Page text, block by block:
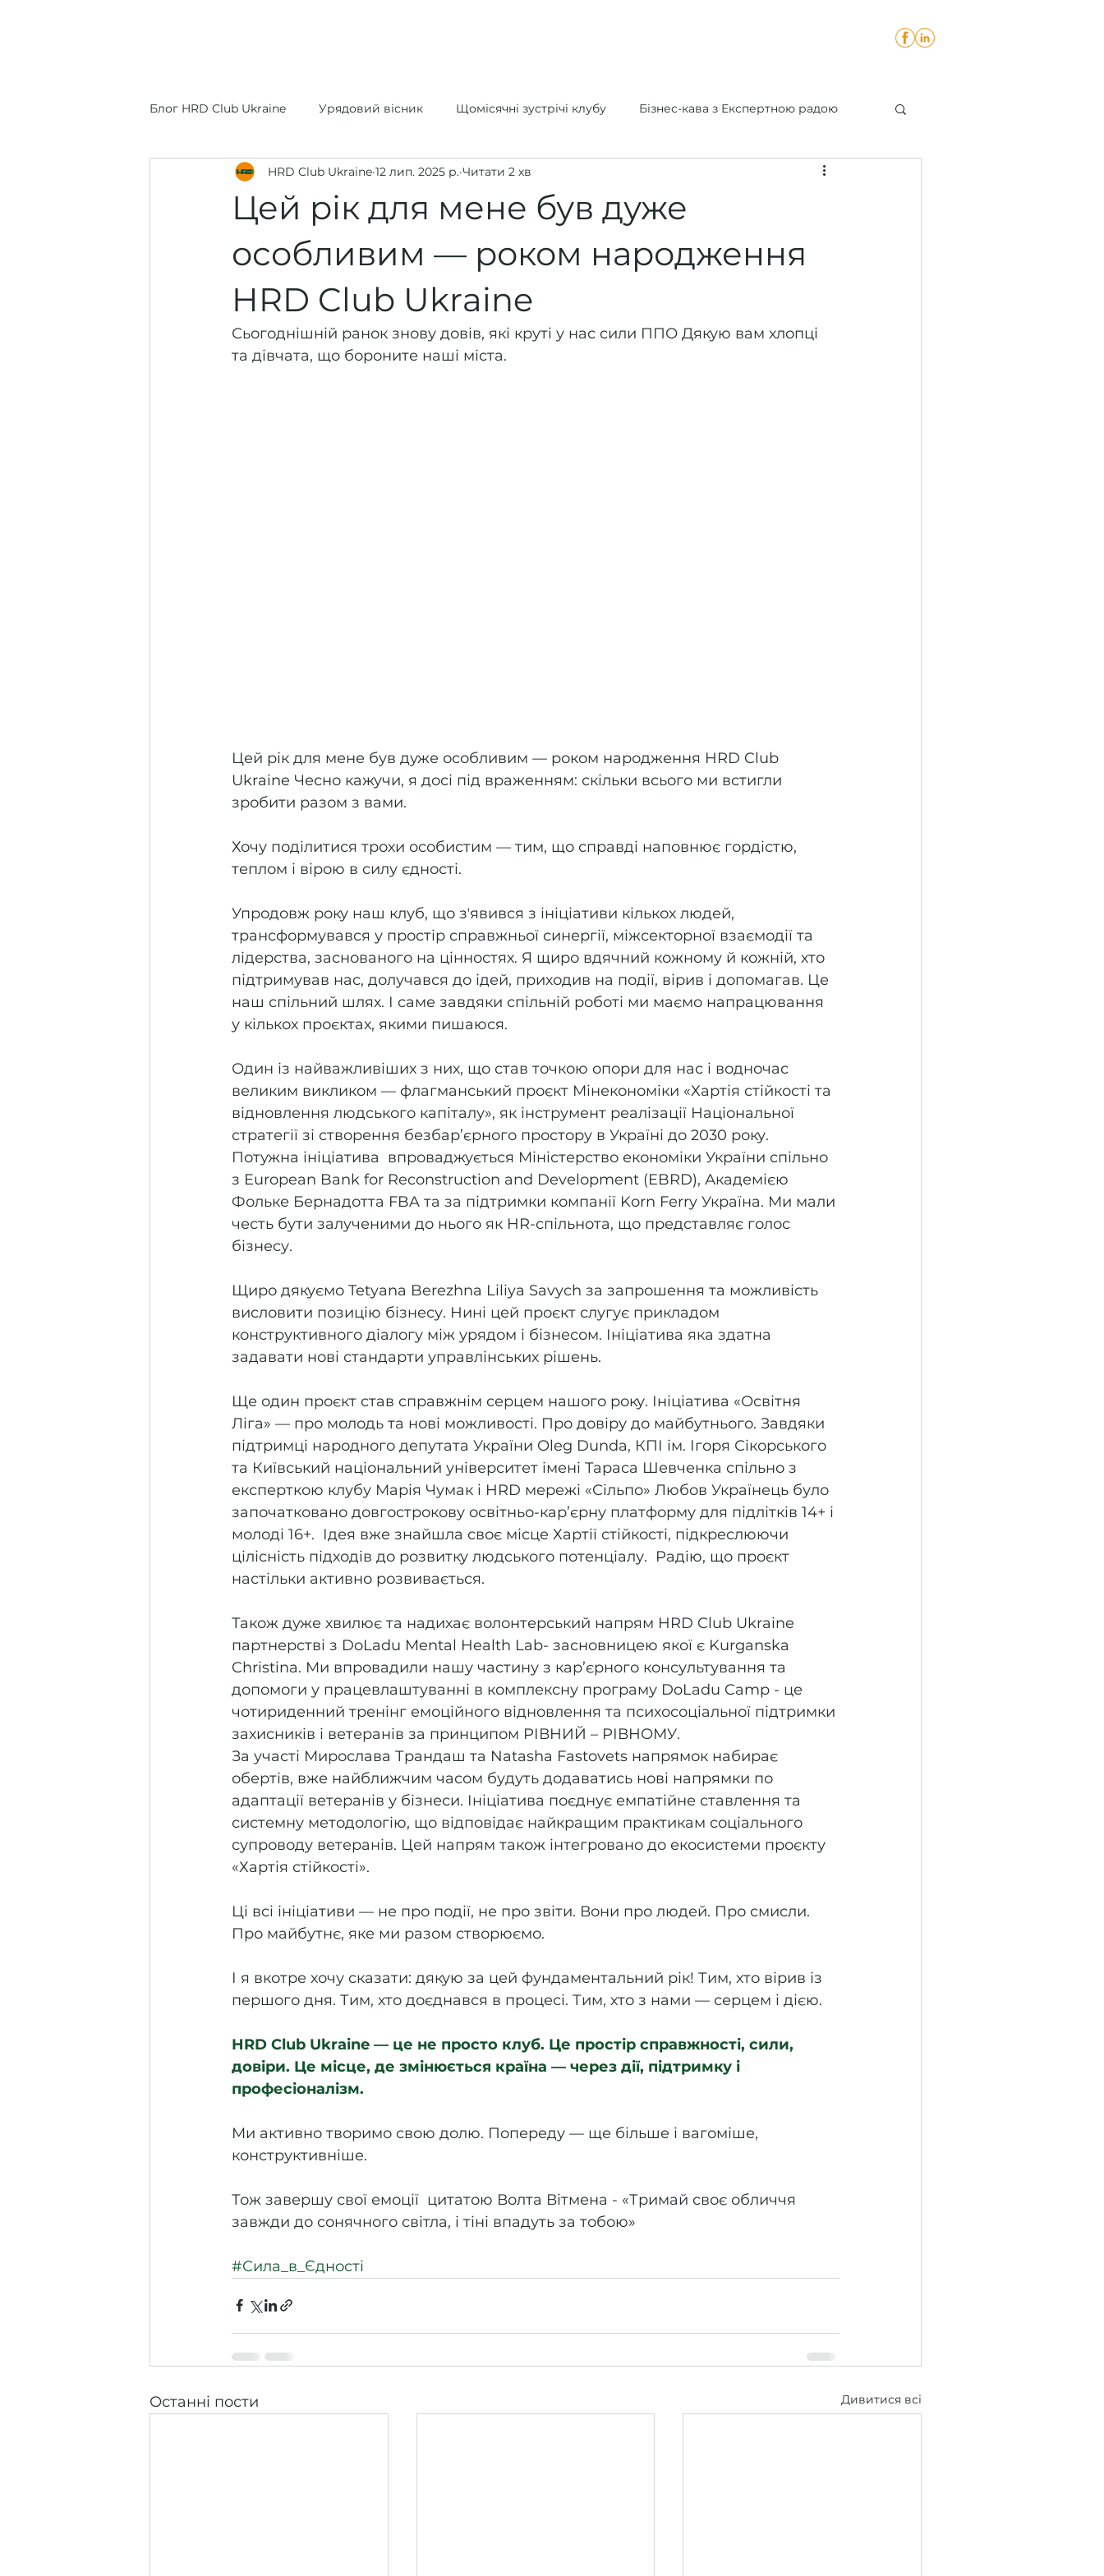
Блог HRD Club Ukraine Урядовий вісник Щомісячні зустрічі клубу Бізнес-кава з Експертною радою
Цей рік для мене був дуже
особливим — роком народження
HRD Club Ukraine
HRD Club Ukraine 12 лип. 2025 р. Читати 2 хв
Сьогоднішній ранок знову довів, які круті у нас сили ППО Дякую вам хлопці
та дівчата, що бороните наші міста.
Цей рік для мене був дуже особливим — роком народження HRD Club
Ukraine Чесно кажучи, я досі під враженням: скільки всього ми встигли
зробити разом з вами.
Хочу поділитися трохи особистим — тим, що справді наповнює гордістю,
теплом і вірою в силу єдності.
Упродовж року наш клуб, що зʼявився з ініціативи кількох людей,
трансформувався у простір справжньої синергії, міжсекторної взаємодії та
лідерства, заснованого на цінностях. Я щиро вдячний кожному й кожній, хто
підтримував нас, долучався до ідей, приходив на події, вірив і допомагав. Це
наш спільний шлях. І саме завдяки спільній роботі ми маємо напрацювання
у кількох проєктах, якими пишаюся.
Один із найважливіших з них, що став точкою опори для нас і водночас
великим викликом — флагманський проєкт Мінекономіки «Хартія стійкості та
відновлення людського капіталу», як інструмент реалізації Національної
стратегії зі створення безбар’єрного простору в Україні до 2030 року.
Потужна ініціатива  впроваджується Міністерство економіки України спільно
з European Bank for Reconstruction and Development (EBRD), Академією
Фольке Бернадотта FBA та за підтримки компанії Korn Ferry Україна. Ми мали
честь бути залученими до нього як HR-спільнота, що представляє голос
бізнесу.
Щиро дякуємо Tetyana Berezhna Liliya Savych за запрошення та можливість
висловити позицію бізнесу. Нині цей проєкт слугує прикладом
конструктивного діалогу між урядом і бізнесом. Ініціатива яка здатна
задавати нові стандарти управлінських рішень.
Ще один проєкт став справжнім серцем нашого року. Ініціатива «Освітня
Ліга» — про молодь та нові можливості. Про довіру до майбутнього. Завдяки
підтримці народного депутата України Oleg Dunda, КПІ ім. Ігоря Сікорського
та Київський національний університет імені Тараса Шевченка спільно з
експерткою клубу Марія Чумак і HRD мережі «Сільпо» Любов Українець було
започатковано довгострокову освітньо-кар’єрну платформу для підлітків 14+ і
молоді 16+.  Ідея вже знайшла своє місце Хартії стійкості, підкреслюючи
цілісність підходів до розвитку людського потенціалу.  Радію, що проєкт
настільки активно розвивається.
Також дуже хвилює та надихає волонтерський напрям HRD Club Ukraine
партнерстві з DoLadu Mental Health Lab- засновницею якої є Kurganska
Christina. Ми впровадили нашу частину з кар’єрного консультування та
допомоги у працевлаштуванні в комплексну програму DoLadu Camp - це
чотириденний тренінг емоційного відновлення та психосоціальної підтримки
захисників і ветеранів за принципом РІВНИЙ – РІВНОМУ.
За участі Мирослава Трандаш та Natasha Fastovets напрямок набирає
обертів, вже найближчим часом будуть додаватись нові напрямки по
адаптації ветеранів у бізнеси. Ініціатива поєднує емпатійне ставлення та
системну методологію, що відповідає найкращим практикам соціального
супроводу ветеранів. Цей напрям також інтегровано до екосистеми проєкту
«Хартія стійкості».
Ці всі ініціативи — не про події, не про звіти. Вони про людей. Про смисли.
Про майбутнє, яке ми разом створюємо.
І я вкотре хочу сказати: дякую за цей фундаментальний рік! Тим, хто вірив із
першого дня. Тим, хто доєднався в процесі. Тим, хто з нами — серцем і дією.
HRD Club Ukraine — це не просто клуб. Це простір справжності, сили,
довіри. Це місце, де змінюється країна — через дії, підтримку і
професіоналізм.
Ми активно творимо свою долю. Попереду — ще більше і вагоміше,
конструктивніше.
Тож завершу свої емоції  цитатою Волта Вітмена - «Тримай своє обличчя
завжди до сонячного світла, і тіні впадуть за тобою»
#Сила_в_Єдності
Останні пости Дивитися всі